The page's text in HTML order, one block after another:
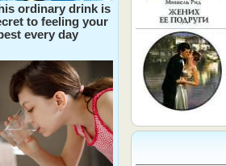
ordinary drink is
to feeling your
every day